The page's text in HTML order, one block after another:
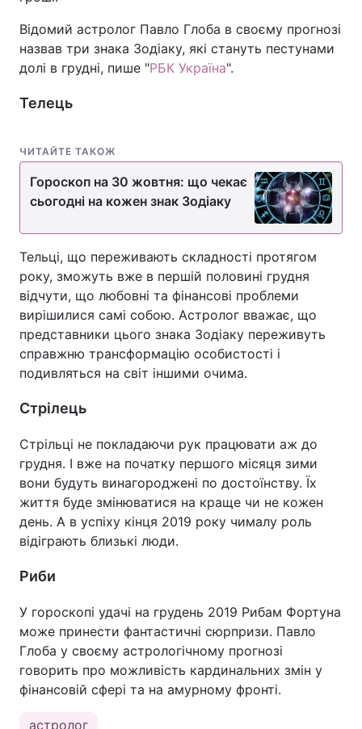
Відомий астролог Павло Глоба в своєму прогнозі
назвав три знака Зодіаку, які стануть пестунами
долі в грудні, пише "РБК Україна".
Телець
ЧИТАЙТЕ ТАКОЖ
Гороскоп на 30 жовтня: що чекає
сьогодні на кожен знак Зодіаку
Тельці, що переживають складності протягом
року, зможуть вже в першій половині грудня
відчути, що любовні та фінансові проблеми
вирішилися самі собою. Астролог вважає, що
представники цього знака Зодіаку переживуть
справжню трансформацію особистості і
подивляться на світ іншими очима.
Стрілець
Стрільці не покладаючи рук працювати аж до
грудня. І вже на початку першого місяця зими
вони будуть винагороджені по достоїнству. Їх
життя буде змінюватися на краще чи не кожен
день. А в успіху кінця 2019 року чималу роль
відіграють близькі люди.
Риби
У гороскопі удачі на грудень 2019 Рибам Фортуна
може принести фантастичні сюрпризи. Павло
Глоба у своєму астрологічному прогнозі
говорить про можливість кардинальних змін у
фінансовій сфері та на амурному фронті.
астролог